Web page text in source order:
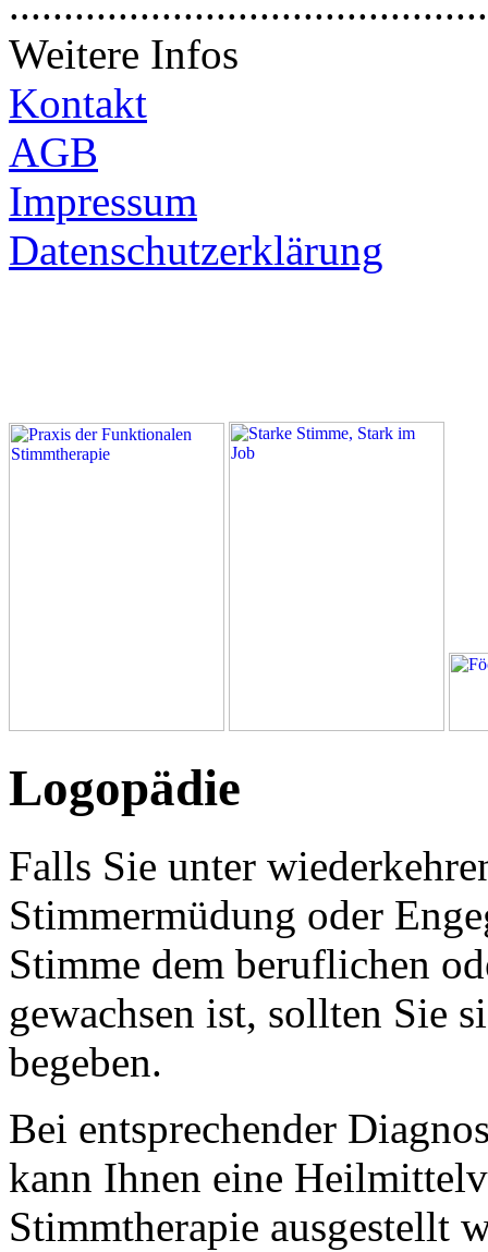
Weitere Infos
Kontakt
AGB
Impressum
Datenschutzerklärung
Logopädie
Falls Sie unter
Stimmermüdung oder
Stimme dem beruflichen
gewachsen ist, sollten Sie
begeben.
Bei entsprechender
kann Ihnen eine
Stimmtherapie ausgestellt